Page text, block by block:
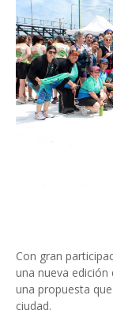
Con gran
una nueva edición
una propuesta
ciudad.